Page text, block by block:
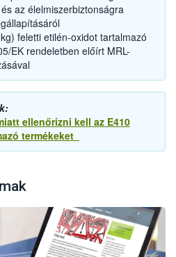
az élelmiszerbiztonságra
feletti etilén-oxidot tartalmazó
EK rendeletben előírt MRL-
ellenőrizni kell az E410
termékeket